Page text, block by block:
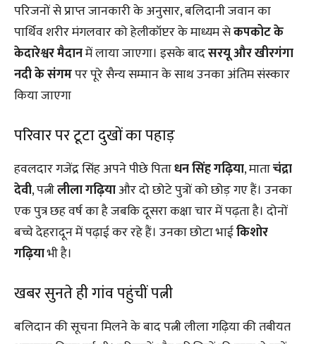
परिजनों से प्राप्त जानकारी के अनुसार, बलिदानी जवान का
पार्थिव शरीर मंगलवार को हेलीकॉप्टर के माध्यम सेकपकोट के
केदारेश्वर मैदानमें लाया जाएगा। इसके बादसरयू और खीरगंगा
नदी के संगमपर पूरे सैन्य सम्मान के साथ उनका अंतिम संस्कार
किया जाएगा
परिवार पर टूटा दुखों का पहाड़
हवलदार गजेंद्र सिंह अपने पीछे पिताधन सिंह गढ़िया, माताचंद्रा
देवी, पत्नीलीला गढ़ियाऔर दो छोटे पुत्रों को छोड़ गए हैं। उनका
एक पुत्र छह वर्ष का है जबकि दूसरा कक्षा चार में पढ़ता है। दोनों
बच्चे देहरादून में पढ़ाई कर रहे हैं। उनका छोटा भाईकिशोर
गढ़ियाभी है।
खबर सुनते ही गांव पहुंचीं पत्नी
बलिदान की सूचना मिलने के बाद पत्नी लीला गढ़िया की तबीयत